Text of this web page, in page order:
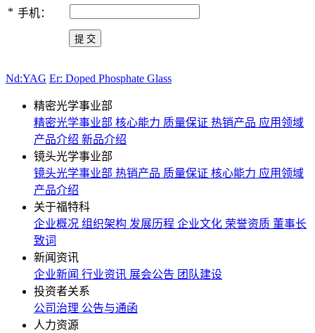
* 手机：
Nd:YAG Er: Doped Phosphate Glass
精密光学事业部
精密光学事业部 核心能力 质量保证 热销产品 应用领域
产品介绍 新品介绍
镜头光学事业部
镜头光学事业部 热销产品 质量保证 核心能力 应用领域
产品介绍
关于福特科
企业概况 组织架构 发展历程 企业文化 荣誉资质 董事长
致词
新闻资讯
企业新闻 行业资讯 展会公告 团队建设
投资者关系
公司治理 公告与通函
人力资源